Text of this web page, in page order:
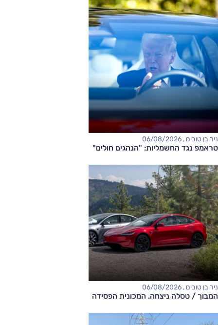
ניר בן טובים , 06/08/2026
טראמפ נגד החשמליות: "הנהגים חולים"
ניר בן טובים , 06/08/2026
המבוך / טסלה ניצחה. המכונית הפסידה